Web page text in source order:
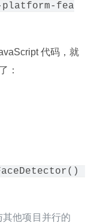
platform-fea
代码，就
：
其他项目并行的